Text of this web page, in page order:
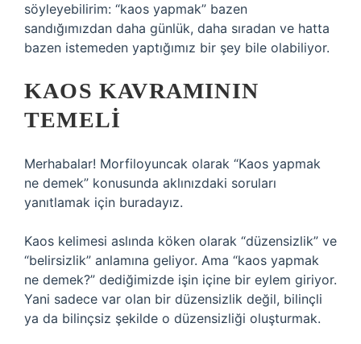
söyleyebilirim: “kaos yapmak” bazen
sandığımızdan daha günlük, daha sıradan ve hatta
bazen istemeden yaptığımız bir şey bile olabiliyor.
KAOS KAVRAMININ
TEMELI
Merhabalar! Morfiloyuncak olarak “Kaos yapmak
ne demek” konusunda aklınızdaki soruları
yanıtlamak için buradayız.
Kaos kelimesi aslında köken olarak “düzensizlik” ve
“belirsizlik” anlamına geliyor. Ama “kaos yapmak
ne demek?” dediğimizde işin içine bir eylem giriyor.
Yani sadece var olan bir düzensizlik değil, bilinçli
ya da bilinçsiz şekilde o düzensizliği oluşturmak.